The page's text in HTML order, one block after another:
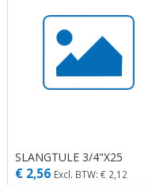
SLANGTULE 3/4"X25
€ 2,56 Excl. BTW: € 2,12